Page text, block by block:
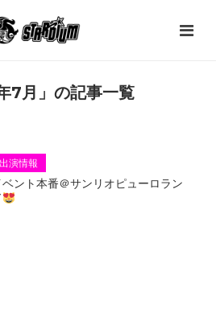
7月」の記事一覧
出演情報
ベント本番＠サンリオピューロラン